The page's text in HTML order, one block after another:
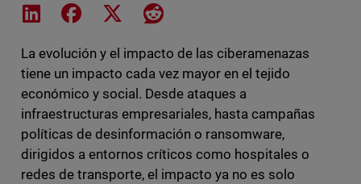
Share on LinkedIn
Share on Facebook
Share on XShare on Reddit
La evolución y el impacto de las ciberamenazas
tiene un impacto cada vez mayor en el tejido
económico y social. Desde ataques a
infraestructuras empresariales, hasta campañas
políticas de desinformación o ransomware,
dirigidos a entornos críticos como hospitales o
redes de transporte, el impacto ya no es solo